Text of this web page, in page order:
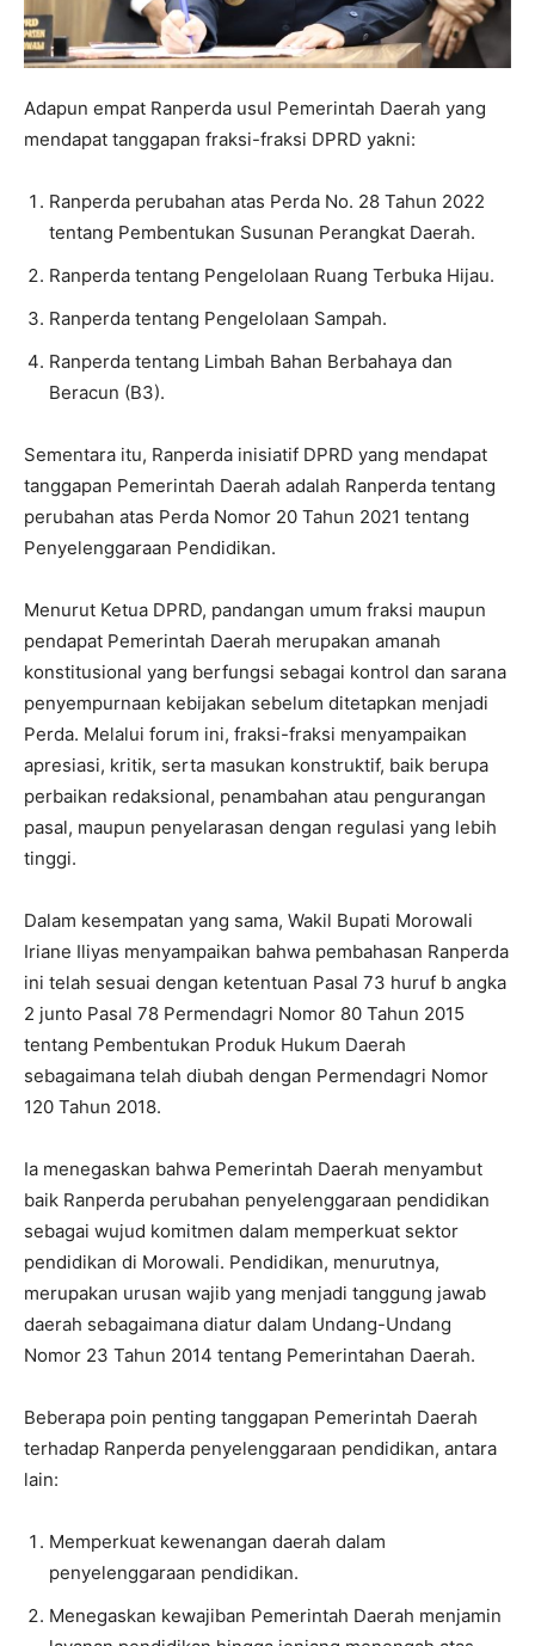
Adapun empat Ranperda usul Pemerintah Daerah yang
mendapat tanggapan fraksi-fraksi DPRD yakni:
Ranperda perubahan atas Perda No. 28 Tahun 2022
tentang Pembentukan Susunan Perangkat Daerah.
Ranperda tentang Pengelolaan Ruang Terbuka Hijau.
Ranperda tentang Pengelolaan Sampah.
Ranperda tentang Limbah Bahan Berbahaya dan
Beracun (B3).
Sementara itu, Ranperda inisiatif DPRD yang mendapat
tanggapan Pemerintah Daerah adalah Ranperda tentang
perubahan atas Perda Nomor 20 Tahun 2021 tentang
Penyelenggaraan Pendidikan.
Menurut Ketua DPRD, pandangan umum fraksi maupun
pendapat Pemerintah Daerah merupakan amanah
konstitusional yang berfungsi sebagai kontrol dan sarana
penyempurnaan kebijakan sebelum ditetapkan menjadi
Perda. Melalui forum ini, fraksi-fraksi menyampaikan
apresiasi, kritik, serta masukan konstruktif, baik berupa
perbaikan redaksional, penambahan atau pengurangan
pasal, maupun penyelarasan dengan regulasi yang lebih
tinggi.
Dalam kesempatan yang sama, Wakil Bupati Morowali
Iriane Iliyas menyampaikan bahwa pembahasan Ranperda
ini telah sesuai dengan ketentuan Pasal 73 huruf b angka
2 junto Pasal 78 Permendagri Nomor 80 Tahun 2015
tentang Pembentukan Produk Hukum Daerah
sebagaimana telah diubah dengan Permendagri Nomor
120 Tahun 2018.
Ia menegaskan bahwa Pemerintah Daerah menyambut
baik Ranperda perubahan penyelenggaraan pendidikan
sebagai wujud komitmen dalam memperkuat sektor
pendidikan di Morowali. Pendidikan, menurutnya,
merupakan urusan wajib yang menjadi tanggung jawab
daerah sebagaimana diatur dalam Undang-Undang
Nomor 23 Tahun 2014 tentang Pemerintahan Daerah.
Beberapa poin penting tanggapan Pemerintah Daerah
terhadap Ranperda penyelenggaraan pendidikan, antara
lain:
Memperkuat kewenangan daerah dalam
penyelenggaraan pendidikan.
Menegaskan kewajiban Pemerintah Daerah menjamin